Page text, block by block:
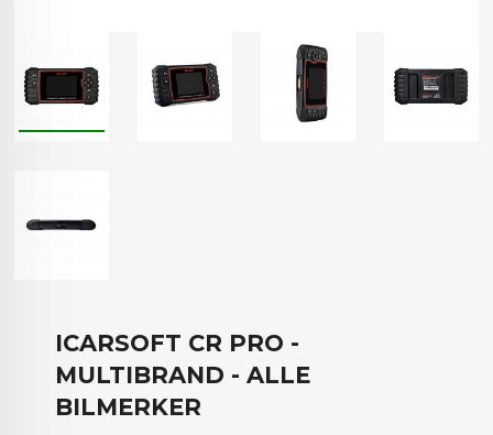
ICARSOFT CR PRO -
MULTIBRAND - ALLE
BILMERKER